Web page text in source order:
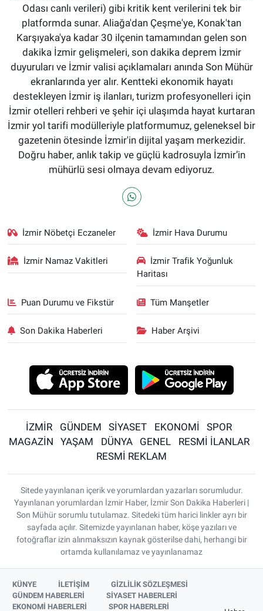
Odası canlı verileri) gibi kritik kent verilerini tek bir
platformda sunar. Aliağa'dan Çeşme'ye, Konak'tan
Karşıyaka'ya kadar 30 ilçenin tamamından gelen son
dakika İzmir gelişmeleri, son dakika deprem İzmir
duyuruları ve İzmir valisi açıklamaları anında Son Mühür
ekranlarında yer alır. Kentteki ekonomik hayatı
destekleyen İzmir iş ilanları, turizm profesyonelleri için
İzmir otelleri rehberi ve şehir içi ulaşımda hayat kurtaran
İzmir yol tarifi modülleriyle platformumuz, geleneksel bir
gazetenin ötesinde İzmir'in dijital yaşam merkezidir.
Doğru haber, anlık takip ve güçlü kadrosuyla İzmir’in
mühürlü sesi olmaya devam ediyoruz.
İzmir Nöbetçi Eczaneler İzmir Hava Durumu
İzmir Namaz Vakitleri
İzmir Trafik Yoğunluk
Haritası
Puan Durumu ve Fikstür Tüm Manşetler
Son Dakika Haberleri Haber Arşivi
İZMİR GÜNDEM SİYASET EKONOMİ
SPOR
MAGAZİN
YAŞAM DÜNYA GENEL
RESMİ İLANLAR
RESMİ REKLAM
Sitede yayınlanan içerik ve yorumlardan yazarları sorumludur.
Yayınlanan yorumlardan İzmir Haber, İzmir Son Dakika Haberleri |
Son Mühür sorumlu tutulamaz. Sitedeki tüm harici linkler ayrı bir
sayfada açılır. Sitemizde yayınlanan haber, köşe yazıları ve
fotoğraflar izin alınmaksızın kaynak gösterilse dahi, herhangi bir
ortamda kullanılamaz ve yayınlanamaz
KÜNYE İLETİŞİM
GİZLİLİK SÖZLEŞMESİ
GÜNDEM HABERLERİ
SİYASET HABERLERİ
EKONOMİ HABERLERİ
SPOR HABERLERİ